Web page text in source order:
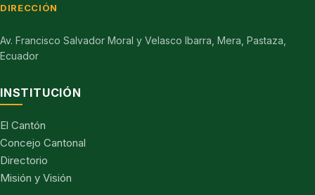
DIRECCIÓN
Av. Francisco Salvador Moral y Velasco Ibarra, Mera, Pastaza,
Ecuador
INSTITUCIÓN
El Cantón
Concejo Cantonal
Directorio
Misión y Visión